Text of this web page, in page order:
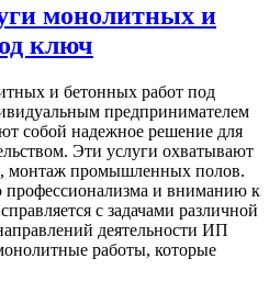
монолитных и
ключ
и бетонных работ под
предпринимателем
собой надежное решение для
Эти услуги охватывают
монтаж промышленных полов.
профессионализма и вниманию к
с задачами различной
деятельности ИП
работы, которые